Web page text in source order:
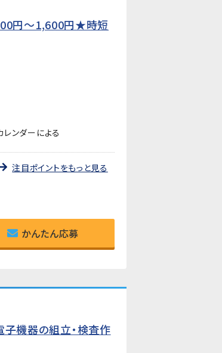
円〜1,600円★時短
ンダーによる
注目ポイントをもっと見る
かんたん応募
機器の組立・検査作